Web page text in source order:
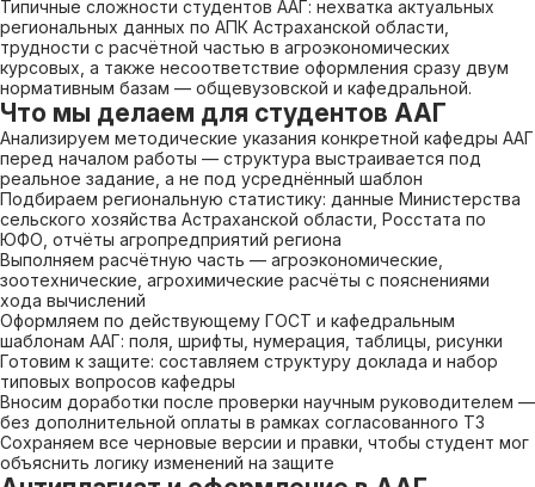
Типичные сложности студентов ААГ: нехватка актуальных
региональных данных по АПК Астраханской области,
трудности с расчётной частью в агроэкономических
курсовых, а также несоответствие оформления сразу двум
нормативным базам — общевузовской и кафедральной.
Что мы делаем для студентов ААГ
Анализируем методические указания конкретной кафедры ААГ
перед началом работы — структура выстраивается под
реальное задание, а не под усреднённый шаблон
Подбираем региональную статистику: данные Министерства
сельского хозяйства Астраханской области, Росстата по
ЮФО, отчёты агропредприятий региона
Выполняем расчётную часть — агроэкономические,
зоотехнические, агрохимические расчёты с пояснениями
хода вычислений
Оформляем по действующему ГОСТ и кафедральным
шаблонам ААГ: поля, шрифты, нумерация, таблицы, рисунки
Готовим к защите: составляем структуру доклада и набор
типовых вопросов кафедры
Вносим доработки после проверки научным руководителем —
без дополнительной оплаты в рамках согласованного ТЗ
Сохраняем все черновые версии и правки, чтобы студент мог
объяснить логику изменений на защите